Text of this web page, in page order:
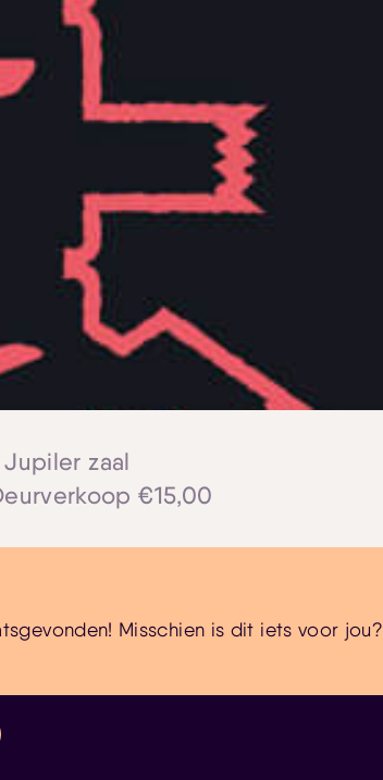
zaal
€15,00
Misschien is dit iets voor jou?